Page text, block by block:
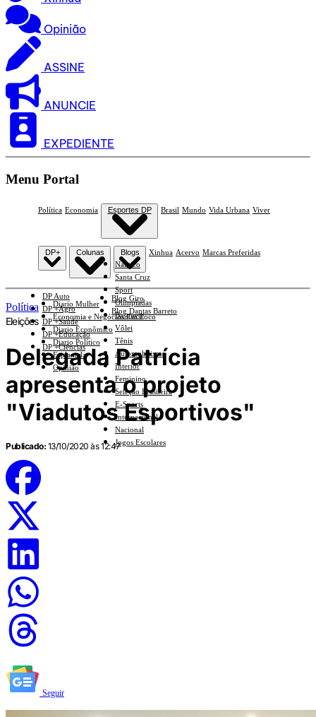
Opinião
ASSINE
ANUNCIE
EXPEDIENTE
Menu Portal
Política Economia Esportes DP
Náutico
Santa Cruz
Sport
Olimpíadas
Basquete
Vôlei
Tênis
Automobilismo
Interior
Feminino
Seleção Brasileira
E-Sports
Internacional
Nacional
Jogos Escolares
Brasil Mundo Vida Urbana Viver
DP+
DP Auto
DP +Agro
DP +Saúde
DP +Educação
DP +Ciências
Colunas
Diario Mulher
Economia e Negócios Em Foco
Diario Econômico
Diario Político
Esplanada
Opinião
Blogs
Blog Giro
Blog Dantas Barreto
Xinhua Acervo Marcas Preferidas
Política
Eleições
Delegada Patrícia
apresenta o projeto
"Viadutos Esportivos"
Publicado: 13/10/2020 às 12:47
Seguir